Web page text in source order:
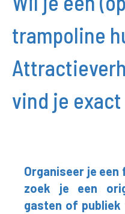
trampoline
vind je
Organiseer je
zoek je een
gasten of publiek